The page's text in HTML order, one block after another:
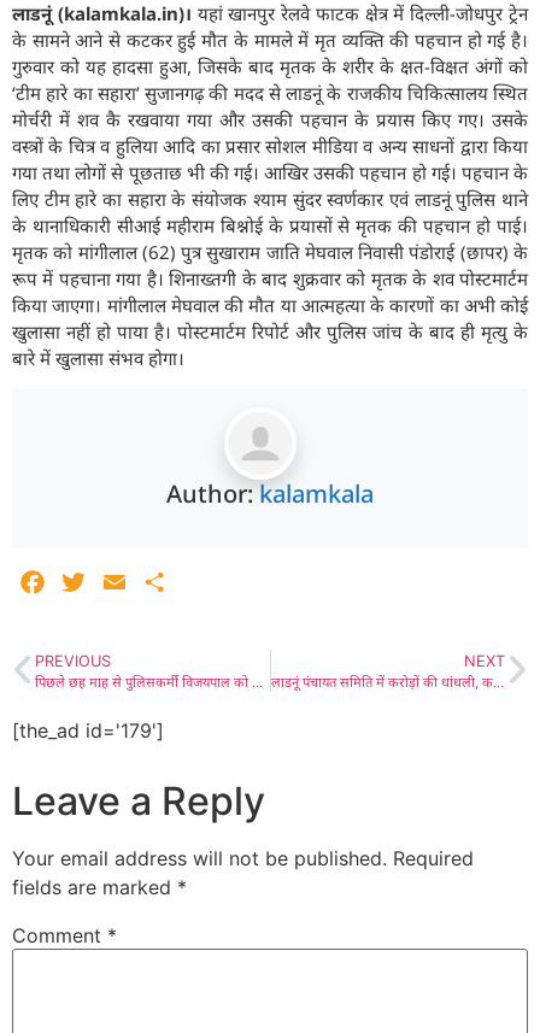
लाडनूं (kalamkala.in)। यहां खानपुर रेलवे फाटक क्षेत्र में दिल्ली-जोधपुर ट्रेन
के सामने आने से कटकर हुई मौत के मामले में मृत व्यक्ति की पहचान हो गई है।
गुरुवार को यह हादसा हुआ, जिसके बाद मृतक के शरीर के क्षत-विक्षत अंगों को
‘टीम हारे का सहारा’ सुजानगढ़ की मदद से लाडनूं के राजकीय चिकित्सालय स्थित
मोर्चरी में शव कै रखवाया गया और उसकी पहचान के प्रयास किए गए। उसके
वस्त्रों के चित्र व हुलिया आदि का प्रसार सोशल मीडिया व अन्य साधनों द्वारा किया
गया तथा लोगों से पूछताछ भी की गई। आखिर उसकी पहचान हो गई। पहचान के
लिए टीम हारे का सहारा के संयोजक श्याम सुंदर स्वर्णकार एवं लाडनूं पुलिस थाने
के थानाधिकारी सीआई महीराम बिश्नोई के प्रयासों से मृतक की पहचान हो पाई।
मृतक को मांगीलाल (62) पुत्र सुखाराम जाति मेघवाल निवासी पंडोराई (छापर) के
रूप में पहचाना गया है। शिनाख्तगी के बाद शुक्रवार को मृतक के शव पोस्टमार्टम
किया जाएगा। मांगीलाल मेघवाल की मौत या आत्महत्या के कारणों का अभी कोई
खुलासा नहीं हो पाया है। पोस्टमार्टम रिपोर्ट और पुलिस जांच के बाद ही मृत्यु के
बारे में खुलासा संभव होगा।
Author:kalamkala
FacebookTwitterEmail
PREVIOUS
पिछले छह माह से पुलिसकर्मी विजयपाल को जान से मारने पर तुले हैं आधा दर्जन लोग, डेढ माह पहले छुट्टी पर आने पर लाठियों व सरियों से किया जानलेवा हमला, अब तक कोई नहीं पकड़ा जाने से असंतोष
NEXT
लाडनूं पंचायत समिति में करोड़ों की धांधली, कमीशनखोरी, मनमर्जी, अधिकारियों को डराने-दबाने के गंभीर आरोप, प्रधान के खिलाफ जांच कमेटी द्वारा जांच-पड़ताल करवाने की मांग, भाजपा नेता जगदीश सिंह ने दिया कलेक्टर को ज्ञापन
[the_ad id='179']
Leave a Reply
Your email address will not be published. Required
fields are marked *
Comment *